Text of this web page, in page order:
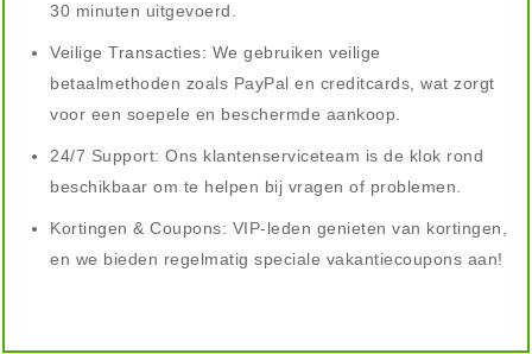
30 minuten uitgevoerd.
Veilige Transacties: We gebruiken veilige
betaalmethoden zoals PayPal en creditcards, wat zorgt
voor een soepele en beschermde aankoop.
24/7 Support: Ons klantenserviceteam is de klok rond
beschikbaar om te helpen bij vragen of problemen.
Kortingen & Coupons: VIP-leden genieten van kortingen,
en we bieden regelmatig speciale vakantiecoupons aan!